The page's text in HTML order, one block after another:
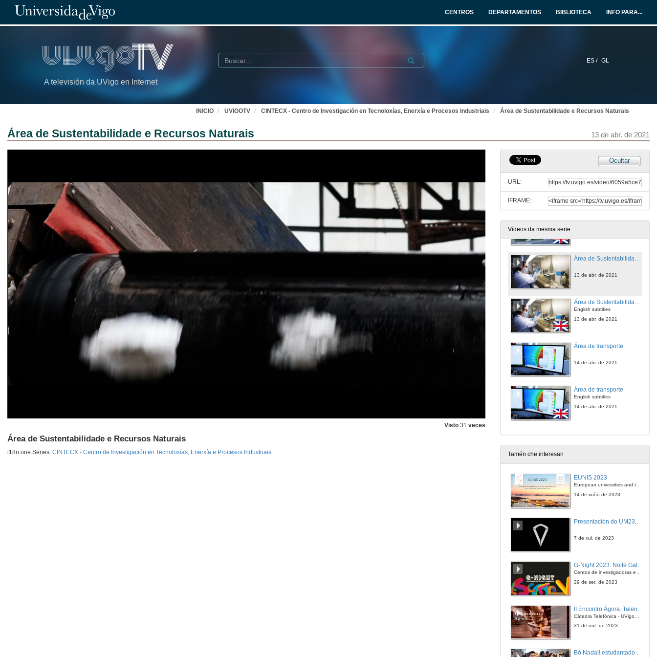
CENTROS DEPARTAMENTOS BIBLIOTECA INFO PARA...
A televisión da UVigo en Internet
ES / GL
Buscar Submit
INICIO UVIGOTV CINTECX - Centro de Investigación en Tecnoloxías, Enerxía e Procesos Industriais Área de Sustentabilidade e Recursos Naturais
Área de Sustentabilidade e Recursos Naturais 13 de abr. de 2021
Visto 31 veces
Área de Sustentabilidade e Recursos Naturais
i18n.one.Series: CINTECX - Centro de Investigación en Tecnoloxías, Enerxía e Procesos Industriais
Ocultar
URL:
IFRAME:
Vídeos da mesma serie
10 de abr. de 2021
English subtitles
12 de abr. de 2021
13 de abr. de 2021
Área de Sustentabilidade e Recursos Naturais
English subtitles
13 de abr. de 2021
Área de transporte
14 de abr. de 2021
Área de transporte
English subtitles
14 de abr. de 2021
Tamén che interesan
EUNIS 2023
European univesrities and the digital transformation: challenges and opportunities ahead
14 de xuño de 2023
7 de xul. de 2023
G-Night 2023. Noite Galega das Persoas Investigadoras. Conciencias creativas
Centos de investigadoras e investigadores, decenas de actividades e sete cidades
29 de set. de 2023
Cátedra Telefónica - UVigo. Espazos de innovación
31 de out. de 2023
Bó Nadal! estudantado internacional da Universidade de Vigo